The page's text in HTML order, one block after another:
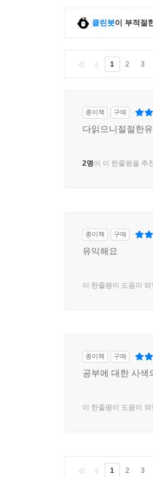
클린봇이 부적절
1 2 3
종이책 구매
다읽으니절절한
2명이 이 한줄평을 추
종이책 구매
유익해요
이 한줄평이 도움이 되
종이책 구매
공부에 대한 사색
이 한줄평이 도움이 되
1 2 3